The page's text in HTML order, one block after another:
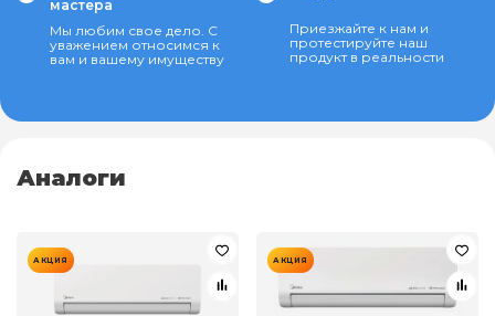
мастера
Мы любим свое дело. С
уважением относимся к
вам и вашему имуществу
Приезжайте к нам и
протестируйте наш
продукт в реальности
Аналоги
АКЦИЯ АКЦИЯ